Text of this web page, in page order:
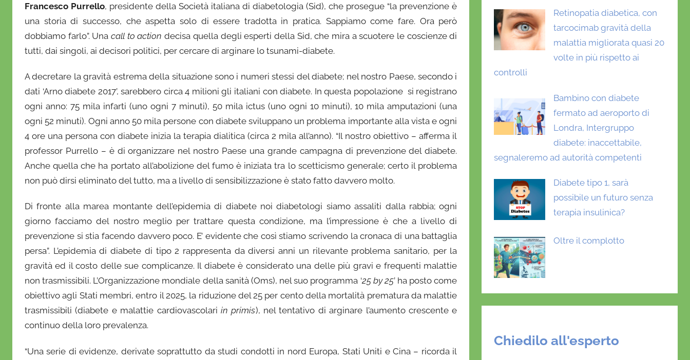
i
o
Francesco Purrello, presidente della Società italiana di diabetologia (Sid), che prosegue “la prevenzione è
una storia di successo, che aspetta solo di essere tradotta in pratica. Sappiamo come fare. Ora però
dobbiamo farlo”. Unacall to action decisa quella degli esperti della Sid, che mira a scuotere le coscienze di
tutti, dai singoli, ai decisori politici, per cercare di arginare lo tsunami-diabete.
A decretare la gravità estrema della situazione sono i numeri stessi del diabete; nel nostro Paese, secondo i
dati ‘Arno diabete 2017’, sarebbero circa 4 milioni gli italiani con diabete. In questa popolazione si registrano
ogni anno: 75 mila infarti (uno ogni 7 minuti), 50 mila ictus (uno ogni 10 minuti), 10 mila amputazioni (una
ogni 52 minuti). Ogni anno 50 mila persone con diabete sviluppano un problema importante alla vista e ogni
4 ore una persona con diabete inizia la terapia dialitica (circa 2 mila all’anno). “Il nostro obiettivo – afferma il
professor Purrello – è di organizzare nel nostro Paese una grande campagna di prevenzione del diabete.
Anche quella che ha portato all’abolizione del fumo è iniziata tra lo scetticismo generale; certo il problema
non può dirsi eliminato del tutto, ma a livello di sensibilizzazione è stato fatto davvero molto.
Di fronte alla marea montante dell’epidemia di diabete noi diabetologi siamo assaliti dalla rabbia; ogni
giorno facciamo del nostro meglio per trattare questa condizione, ma l’impressione è che a livello di
prevenzione si stia facendo davvero poco. E’ evidente che così stiamo scrivendo la cronaca di una battaglia
persa”. L’epidemia di diabete di tipo 2 rappresenta da diversi anni un rilevante problema sanitario, per la
gravità ed il costo delle sue complicanze. Il diabete è considerato una delle più gravi e frequenti malattie
non trasmissibili. L’Organizzazione mondiale della sanità (Oms), nel suo programma ‘25 by 25’ ha posto come
obiettivo agli Stati membri, entro il 2025, la riduzione del 25 per cento della mortalità prematura da malattie
trasmissibili (diabete e malattie cardiovascolariin primis), nel tentativo di arginare l’aumento crescente e
continuo della loro prevalenza.
“Una serie di evidenze, derivate soprattutto da studi condotti in nord Europa, Stati Uniti e Cina – ricorda il
Retinopatia diabetica, con
tarcocimab gravità della
malattia migliorata quasi 20
volte in più rispetto ai
controlli
Bambino con diabete
fermato ad aeroporto di
Londra, Intergruppo
diabete: inaccettabile,
segnaleremo ad autorità competenti
Diabete tipo 1, sarà
possibile un futuro senza
terapia insulinica?
Oltre il complotto
Chiedilo all'esperto